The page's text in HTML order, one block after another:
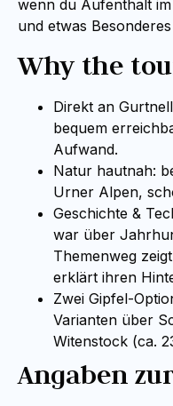
wenn du Aufenthalt
und etwas
Why the
Direkt an
bequem
Aufwand.
Natur hautnah:
Urner Alpen,
Geschichte &
war über
Themenweg
erklärt ihren
Zwei Gipfel-
Varianten über
Witenstock (ca.
Angaben